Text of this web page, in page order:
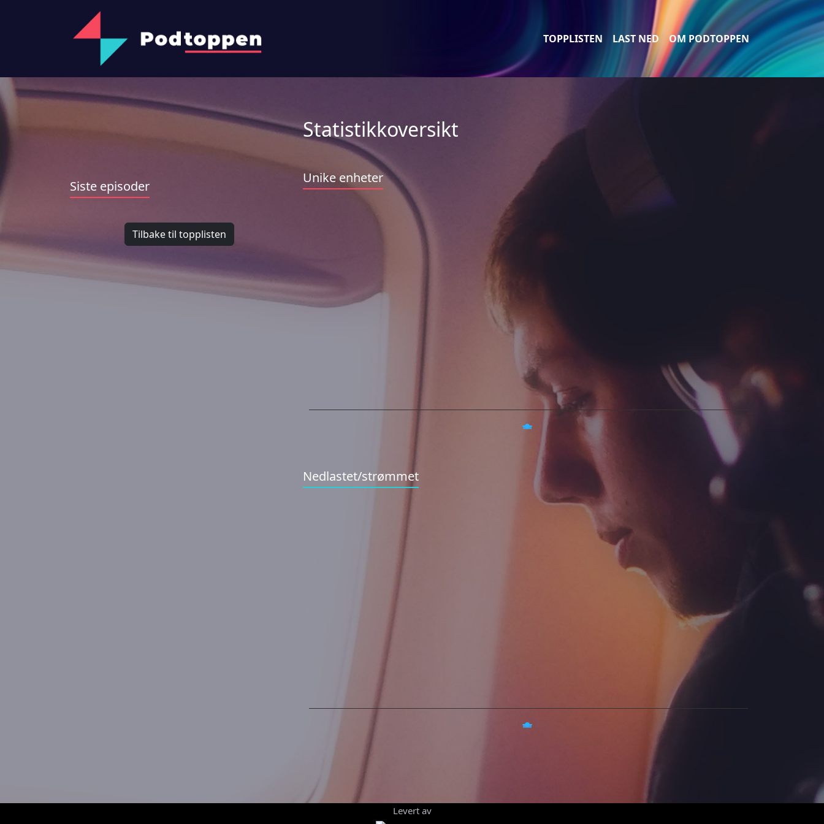
TOPPLISTEN LAST NED OM PODTOPPEN
Siste episoder
Statistikkoversikt
Unike enheter
Nedlastet/strømmet
Levert av